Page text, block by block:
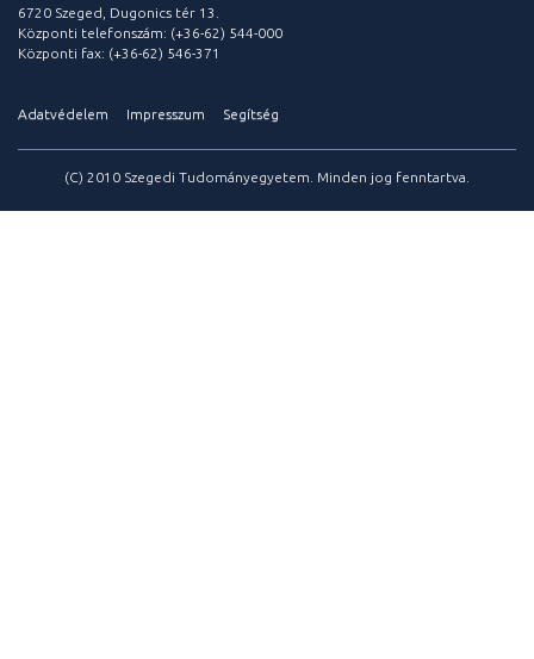
6720 Szeged, Dugonics tér 13.
Központi telefonszám: (+36-62) 544-000
Központi fax: (+36-62) 546-371
Adatvédelem Impresszum Segítség
(C) 2010 Szegedi Tudományegyetem. Minden jog fenntartva.